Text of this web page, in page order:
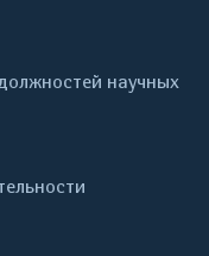
научных